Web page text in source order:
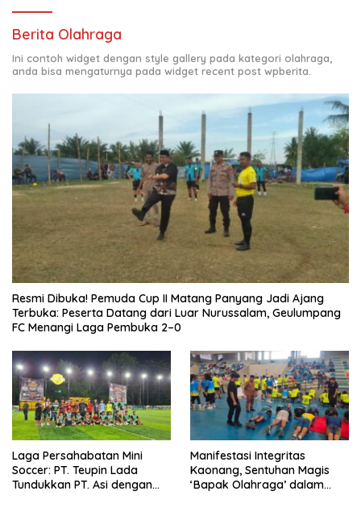
Berita Olahraga
Ini contoh widget dengan style gallery pada kategori olahraga,
anda bisa mengaturnya pada widget recent post wpberita.
Resmi Dibuka! Pemuda Cup II Matang Panyang Jadi Ajang
Terbuka: Peserta Datang dari Luar Nurussalam, Geulumpang
FC Menangi Laga Pembuka 2–0
Laga Persahabatan Mini
Soccer: PT. Teupin Lada
Tundukkan PT. Asi dengan
Manifestasi Integritas
Kaonang, Sentuhan Magis
‘Bapak Olahraga’ dalam